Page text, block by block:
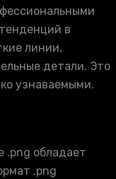
в
линии,
детали. Это
узнаваемыми.
.png обладает
.png